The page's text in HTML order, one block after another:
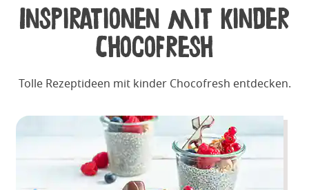
Inspirationen mit kinder
Chocofresh
Tolle Rezeptideen mit kinder Chocofresh entdecken.